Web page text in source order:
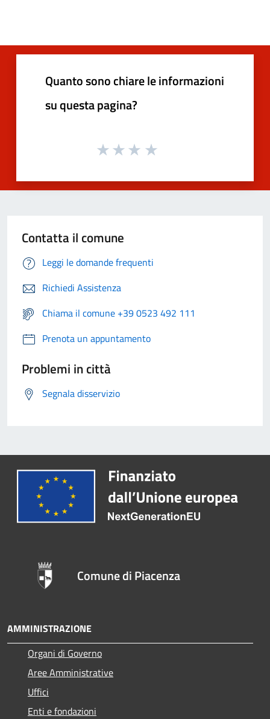
Quanto sono chiare le informazioni
su questa pagina?
Contatta il comune
Leggi le domande frequenti
Richiedi Assistenza
Chiama il comune +39 0523 492 111
Prenota un appuntamento
Problemi in città
Segnala disservizio
Comune di Piacenza
AMMINISTRAZIONE
Organi di Governo
Aree Amministrative
Uffici
Enti e fondazioni